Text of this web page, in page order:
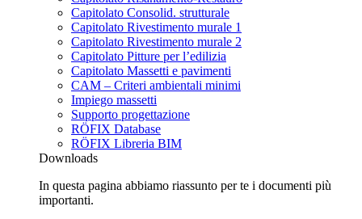
Capitolato Consolid. strutturale
Capitolato Rivestimento murale 1
Capitolato Rivestimento murale 2
Capitolato Pitture per l’edilizia
Capitolato Massetti e pavimenti
CAM – Criteri ambientali minimi
Impiego massetti
Supporto progettazione
RÖFIX Database
RÖFIX Libreria BIM
Downloads
In questa pagina abbiamo riassunto per te i documenti più
importanti.